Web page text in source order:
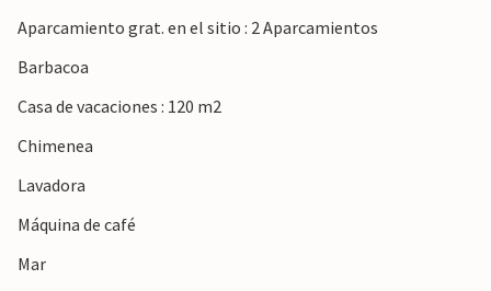
Aparcamiento grat. en el sitio : 2 Aparcamientos
Barbacoa
Casa de vacaciones : 120 m2
Chimenea
Lavadora
Máquina de café
Mar